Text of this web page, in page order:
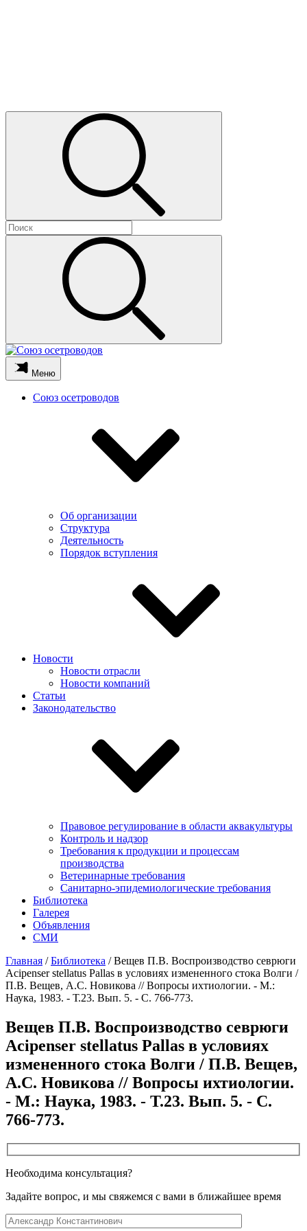
Меню
Союз осетроводов
Об организации
Структура
Деятельность
Порядок вступления
Новости
Новости отрасли
Новости компаний
Статьи
Законодательство
Правовое регулирование в области аквакультуры
Контроль и надзор
Требования к продукции и процессам
производства
Ветеринарные требования
Санитарно-эпидемиологические требования
Библиотека
Галерея
Объявления
СМИ
Главная /Библиотека /Вещев П.В. Воспроизводство севрюги
Acipenser stellatus Pallas в условиях измененного стока Волги /
П.В. Вещев, А.С. Новикова // Вопросы ихтиологии. - М.:
Наука, 1983. - Т.23. Вып. 5. - С. 766-773.
Вещев П.В. Воспроизводство севрюги
Acipenser stellatus Pallas в условиях
измененного стока Волги / П.В. Вещев,
А.С. Новикова // Вопросы ихтиологии.
- М.: Наука, 1983. - Т.23. Вып. 5. - С.
766-773.
Необходима консультация?
Задайте вопрос, и мы свяжемся с вами в ближайшее время